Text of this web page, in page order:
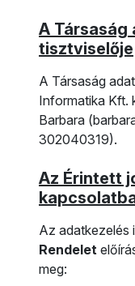
A Társaság
tisztviselője
A Társaság
Informatika Kft.
Barbara
302040319).
Az Érintett
Az adatkezelés
Rendelet
meg: